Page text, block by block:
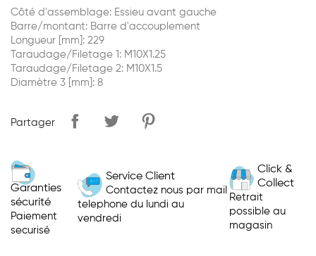
Côté d'assemblage: Essieu avant gauche
Barre/montant: Barre d'accouplement
Longueur [mm]: 229
Taraudage/Filetage 1: M10X1.25
Taraudage/Filetage 2: M10X1.5
Diamètre 3 [mm]: 8
Partager
Garanties
sécurité
Paiement
securisé
Service Client
Contactez nous par mail
telephone du lundi au
vendredi
Click &
Collect
Retrait
possible au
magasin